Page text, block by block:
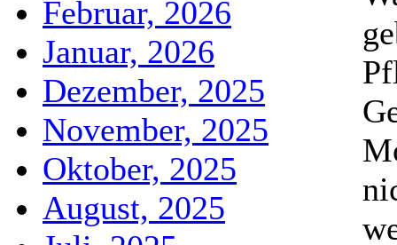
Februar, 2026
Januar, 2026
Dezember, 2025
November, 2025
Oktober, 2025
August, 2025